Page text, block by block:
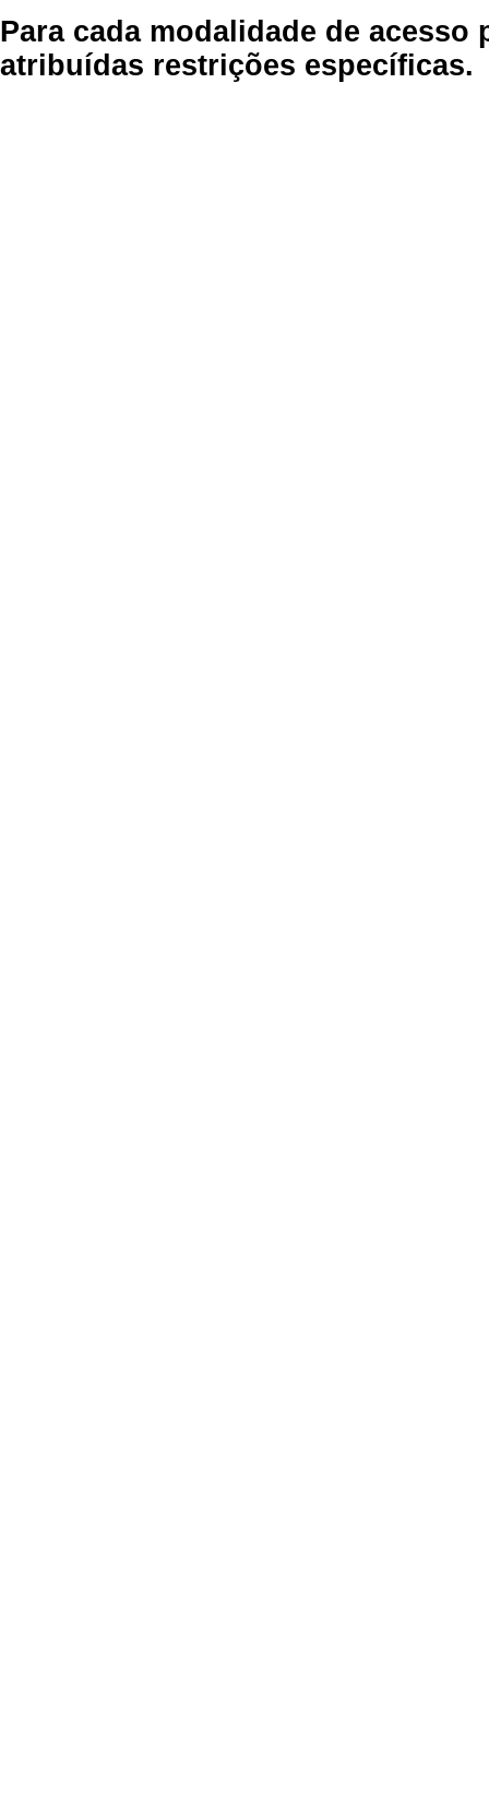
Para cada modalidade de
atribuídas restrições específicas.